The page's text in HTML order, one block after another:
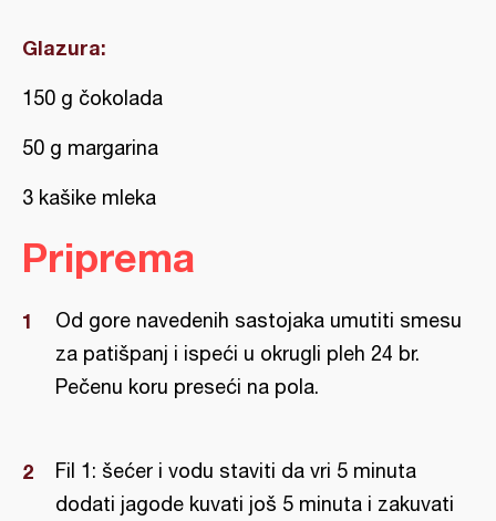
Glazura:
150 g čokolada
50 g margarina
3 kašike mleka
Priprema
Od gore navedenih sastojaka umutiti smesu
za patišpanj i ispeći u okrugli pleh 24 br.
Pečenu koru preseći na pola.
Fil 1: šećer i vodu staviti da vri 5 minuta
dodati jagode kuvati još 5 minuta i zakuvati